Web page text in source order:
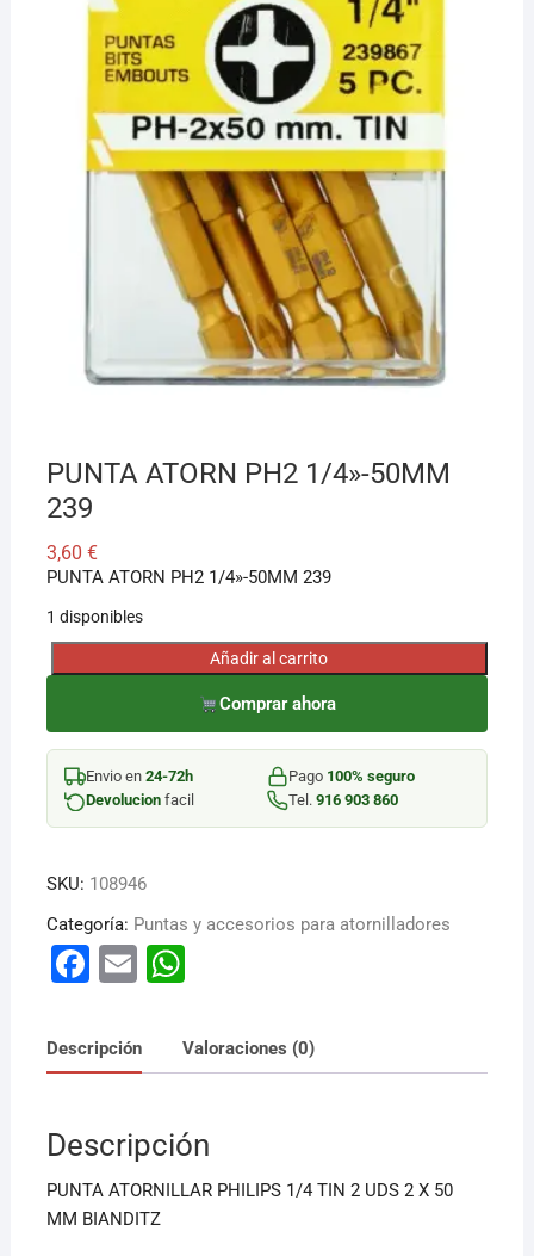
PUNTA ATORN PH2 1/4»-50MM
239
3,60 €
PUNTA ATORN PH2 1/4»-50MM 239
1 disponibles
PUNTA
PH2
1/4''-50MM
239
cantidad
Añadir al carrito
Comprar ahora
Envio en 24-72h Pago 100% seguro
Devolucionfacil Tel. 916 903 860
SKU: 108946
Categoría: Puntas y accesorios para atornilladores
F
c
e
o
o
k
E
ai
l
W
at
s
p
p
Descripción Valoraciones (0)
Descripción
PUNTA ATORNILLAR PHILIPS 1/4 TIN 2 UDS 2 X 50
MM BIANDITZ
¡Hola! Soy el asesor virtual de Ferretería El Arroyo.
Cuéntame qué necesitas y te ayudo a encontrarlo,
aunque no sepas el nombre exacto